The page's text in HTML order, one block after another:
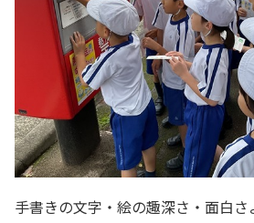
手書きの文字・絵の趣深さ・面白